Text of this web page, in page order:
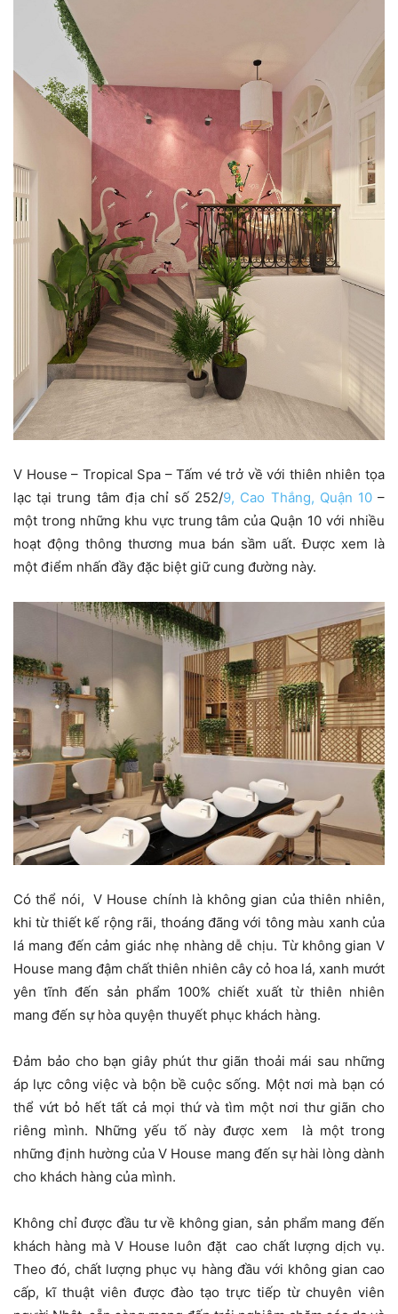
V House – Tropical Spa – Tấm vé trở về với thiên nhiên tọa
lạc tại trung tâm địa chỉ số 252/9, Cao Thắng, Quận 10–
một trong những khu vực trung tâm của Quận 10 với nhiều
hoạt động thông thương mua bán sầm uất. Được xem là
một điểm nhấn đầy đặc biệt giữ cung đường này.
Có thể nói, V House chính là không gian của thiên nhiên,
khi từ thiết kế rộng rãi, thoáng đãng với tông màu xanh của
lá mang đến cảm giác nhẹ nhàng dễ chịu. Từ không gian V
House mang đậm chất thiên nhiên cây cỏ hoa lá, xanh mướt
yên tĩnh đến sản phẩm 100% chiết xuất từ thiên nhiên
mang đến sự hòa quyện thuyết phục khách hàng.
Đảm bảo cho bạn giây phút thư giãn thoải mái sau những
áp lực công việc và bộn bề cuộc sống. Một nơi mà bạn có
thể vứt bỏ hết tất cả mọi thứ và tìm một nơi thư giãn cho
riêng mình. Những yếu tố này được xem là một trong
những định hường của V House mang đến sự hài lòng dành
cho khách hàng của mình.
Không chỉ được đầu tư về không gian, sản phẩm mang đến
khách hàng mà V House luôn đặt cao chất lượng dịch vụ.
Theo đó, chất lượng phục vụ hàng đầu với không gian cao
cấp, kĩ thuật viên được đào tạo trực tiếp từ chuyên viên